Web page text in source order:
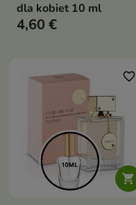
dla kobiet 10 ml
4,60 €

favorite_border